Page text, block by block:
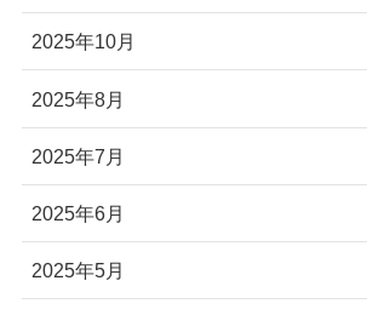
2025年10月
2025年8月
2025年7月
2025年6月
2025年5月